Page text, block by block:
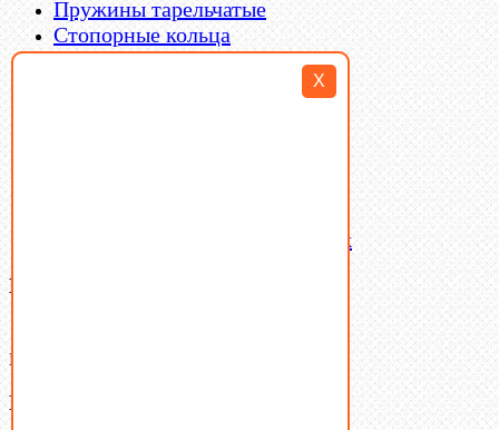
X
Пружины тарельчатые
Стопорные кольца
Такелаж
Латунный и бронзовый крепеж
Ваша корзина
В корзине нет товаров.
Поиск